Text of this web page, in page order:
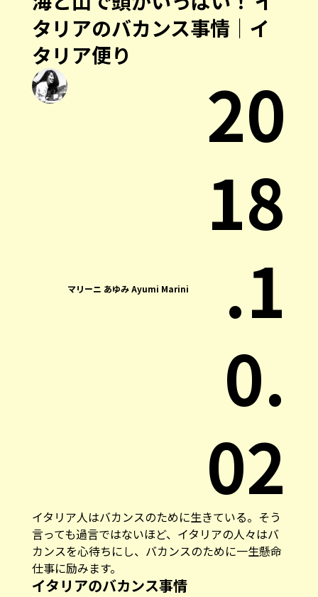
タリアのバカンス事情｜イ
タリア便り
マリーニ あゆみ Ayumi Marini
20
18
.1
0.
02
イタリア人はバカンスのために生きている。そう
言っても過言ではないほど、イタリアの人々はバ
カンスを心待ちにし、バカンスのために一生懸命
仕事に励みます。
イタリアのバカンス事情